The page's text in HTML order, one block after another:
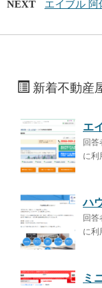
NEXT エイブル 阿
新着不動産
エ
回答
に利
ハ
回答
に利
ミ